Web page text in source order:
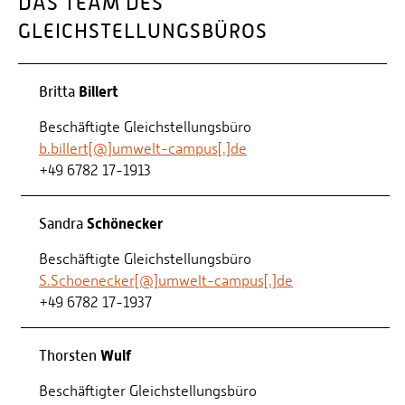
GLEICHSTELLUNGSBÜROS
Britta Billert
Beschäftigte Gleichstellungsbüro
b.billert[@]umwelt-campus[.]de
+49 6782 17-1913
Sandra Schönecker
Beschäftigte Gleichstellungsbüro
S.Schoenecker[@]umwelt-campus[.]de
+49 6782 17-1937
Thorsten Wulf
Beschäftigter Gleichstellungsbüro